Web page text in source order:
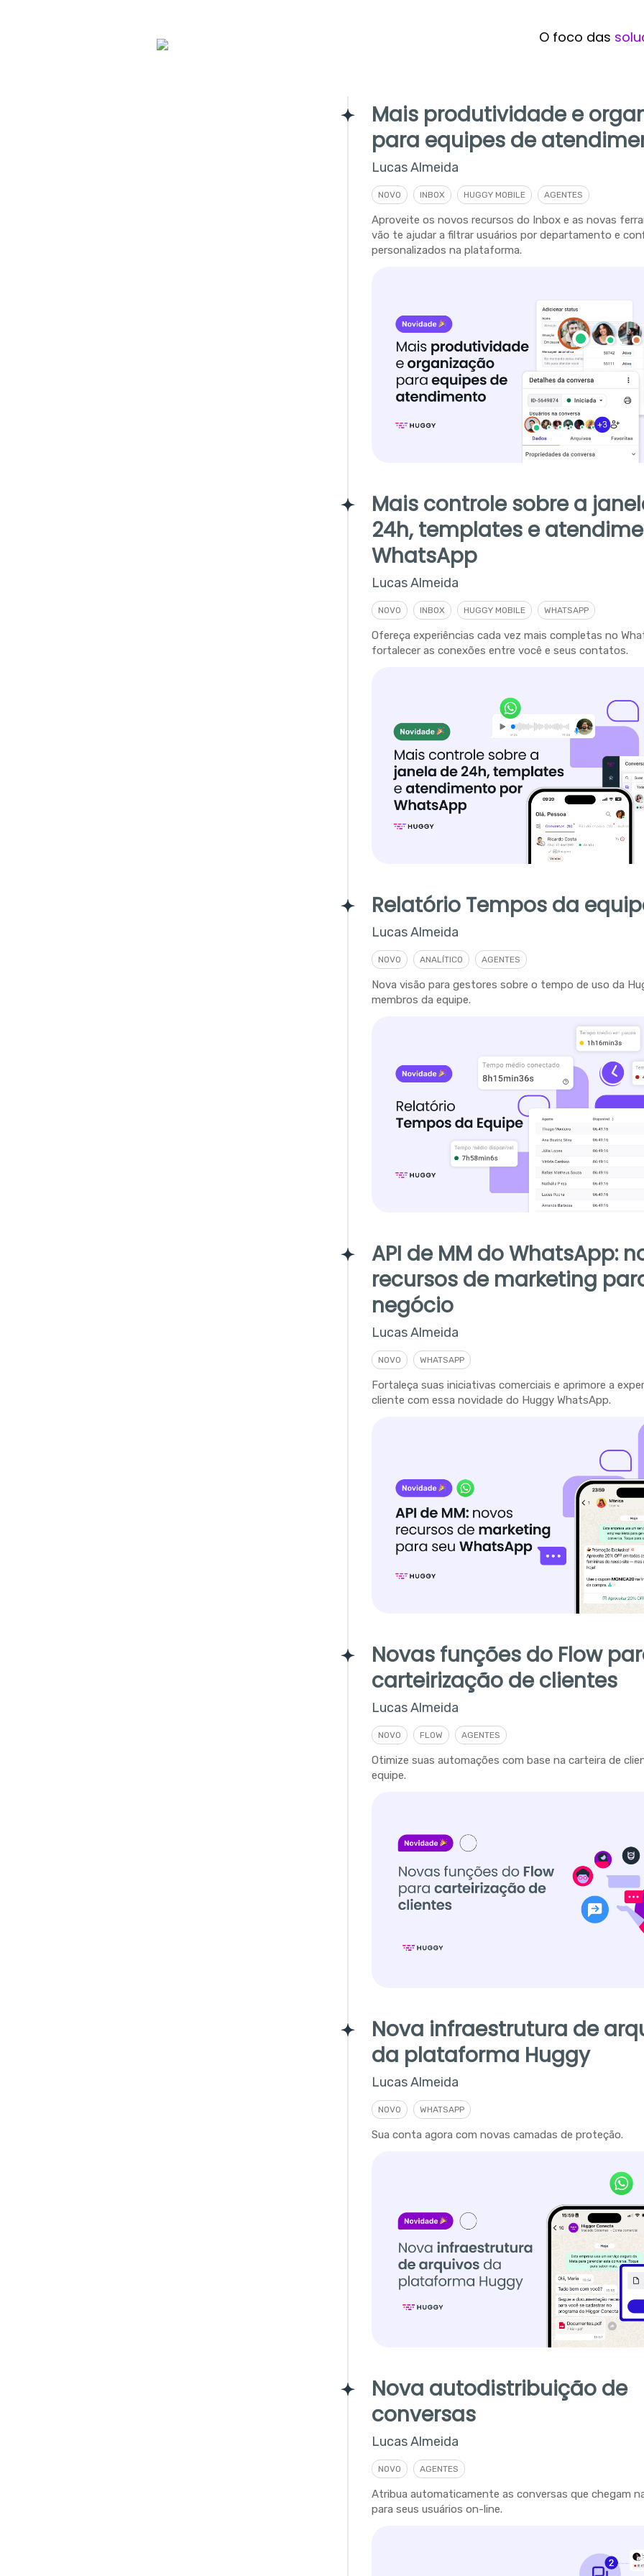
O foco das
Mais produtividade e
para equipes de
Lucas Almeida
NOVO INBOX HUGGY MOBILE AGENTES
Aproveite os novos recursos do Inbox e as novas
vão te ajudar a filtrar usuários por departamento e
personalizados na plataforma.
Mais controle sobre a
24h, templates e
WhatsApp
Lucas Almeida
NOVO INBOX HUGGY MOBILE WHATSAPP
Ofereça experiências cada vez mais completas no
fortalecer as conexões entre você e seus contatos.
Relatório Tempos da
Lucas Almeida
NOVO ANALÍTICO AGENTES
Nova visão para gestores sobre o tempo de uso da
membros da equipe.
API de MM do WhatsApp:
recursos de marketing
negócio
Lucas Almeida
NOVO WHATSAPP
Fortaleça suas iniciativas comerciais e aprimore a
cliente com essa novidade do Huggy WhatsApp.
Novas funções do Flow
carteirização de clientes
Lucas Almeida
NOVO FLOW AGENTES
Otimize suas automações com base na carteira de
equipe.
Nova infraestrutura de
da plataforma Huggy
Lucas Almeida
NOVO WHATSAPP
Sua conta agora com novas camadas de proteção.
Nova autodistribuição de
conversas
Lucas Almeida
NOVO AGENTES
Atribua automaticamente as conversas que chegam
para seus usuários on-line.